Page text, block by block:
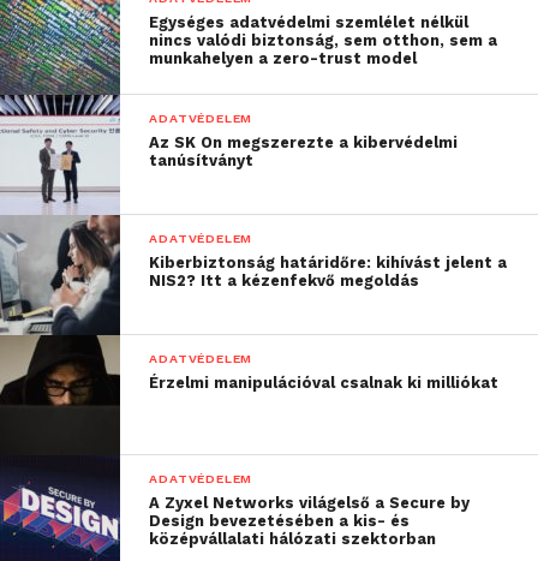
A kiberbiztonság terén
gyorsasággal és a
változások iránti
nyitottsággal lehet
sikereket elérni. A
megkérdezettek szerint
átlagosan egy hónapig
tart teljesen felszámolni
egy kibertámadás
következményeit.
megkérdezettek
többsége jobbára még
elégedett is ezzel, annak
Egységes adatvédelmi szemlélet nélkül
nincs valódi biztonság, sem otthon, sem a
munkahelyen a zero-trust model
ADATVÉDELEM
Az SK On megszerezte a kibervédelmi
tanúsítványt
ADATVÉDELEM
Kiberbiztonság határidőre: kihívást jelent a
NIS2? Itt a kézenfekvő megoldás
ADATVÉDELEM
Érzelmi manipulációval csalnak ki milliókat
ADATVÉDELEM
A Zyxel Networks világelső a Secure by
Design bevezetésében a kis- és
középvállalati hálózati szektorban